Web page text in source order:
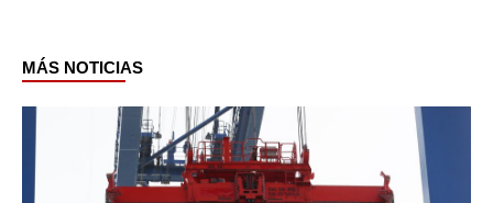
MÁS NOTICIAS
Page Page PagePage